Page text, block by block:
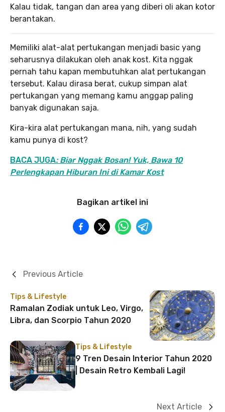
Kalau tidak, tangan dan area yang diberi oli akan kotor
berantakan.
Memiliki alat-alat pertukangan menjadi basic yang
seharusnya dilakukan oleh anak kost. Kita nggak
pernah tahu kapan membutuhkan alat pertukangan
tersebut. Kalau dirasa berat, cukup simpan alat
pertukangan yang memang kamu anggap paling
banyak digunakan saja.
Kira-kira alat pertukangan mana, nih, yang sudah
kamu punya di kost?
BACA JUGA: Biar Nggak Bosan! Yuk, Bawa 10
Perlengkapan Hiburan Ini di Kamar Kost
Bagikan artikel ini
Tips & Lifestyle
Ramalan Zodiak untuk Leo, Virgo,
Libra, dan Scorpio Tahun 2020
Previous Article
Tips & Lifestyle
9 Tren Desain Interior Tahun 2020
| Desain Retro Kembali Lagi!
Next Article